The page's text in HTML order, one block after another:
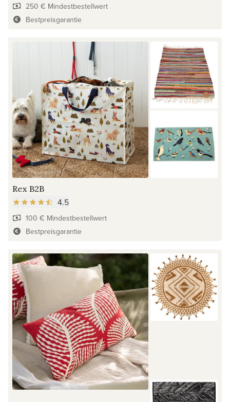
250 € Mindestbestellwert
Bestpreisgarantie
Rex B2B
4.5
100 € Mindestbestellwert
Bestpreisgarantie